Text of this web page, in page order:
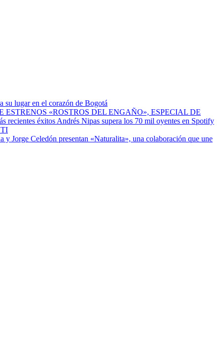
su lugar en el corazón de Bogotá
ESTRENOS «ROSTROS DEL ENGAÑO», ESPECIAL DE
Andrés Nipas supera los 70 mil oyentes en Spotify
y Jorge Celedón presentan «Naturalita», una colaboración que une